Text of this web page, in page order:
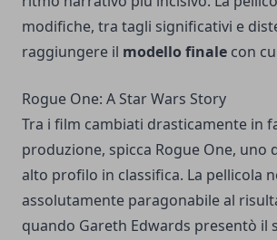
modifiche, tra tagli significativi e
raggiungere il modello finale con
Rogue One: A Star Wars Story
Tra i film cambiati drasticamente in
produzione, spicca Rogue One, uno
alto profilo in classifica. La pellicola
assolutamente paragonabile al
quando Gareth Edwards presentò il